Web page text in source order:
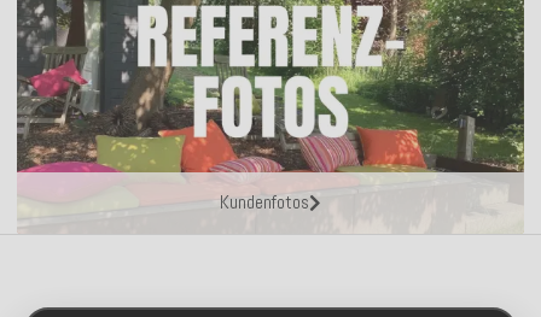
Kundenfotos